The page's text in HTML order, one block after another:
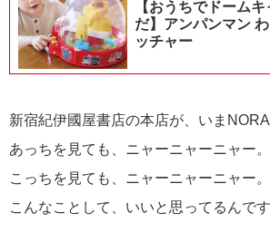
【おうちでドーム
だ】アンパンマン
ッチャー
新宿紀伊國屋書店の本店が、いま
あっちを見ても、ニャーニャーニャー。
こっちを見ても、ニャーニャーニャー。
こんなことして、いいと思ってるんで